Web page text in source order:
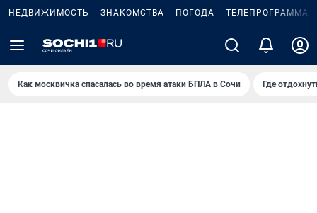
НЕДВИЖИМОСТЬ ЗНАКОМСТВА ПОГОДА ТЕЛЕПРОГРАММА
Как москвичка спасалась во время атаки БПЛА в Сочи Где